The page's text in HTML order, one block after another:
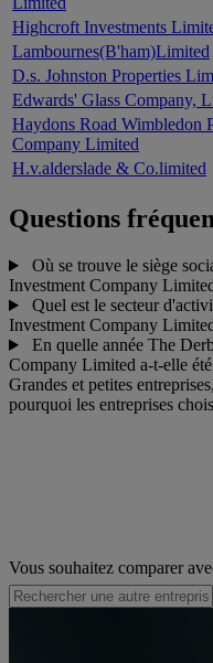
Highcroft Investments
Lambournes(B'ham)Limited
D.s. Johnston Properties
Edwards' Glass Company,
Haydons Road Wimbledon
Company Limited
H.v.alderslade & Co.limited
Questions
Où se trouve le siège
Investment Company
Quel est le secteur
Investment Company
En quelle année The
Company Limited a-t-elle
Grandes et petites
pourquoi les entreprises
Vous souhaitez comparer